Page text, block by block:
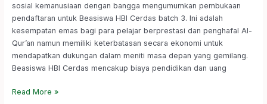
sosial kemanusiaan dengan bangga mengumumkan pembukaan
pendaftaran untuk Beasiswa HBI Cerdas batch 3. Ini adalah
kesempatan emas bagi para pelajar berprestasi dan penghafal Al-
Qur’an namun memiliki keterbatasan secara ekonomi untuk
mendapatkan dukungan dalam meniti masa depan yang gemilang.
Beasiswa HBI Cerdas mencakup biaya pendidikan dan uang
Read More »